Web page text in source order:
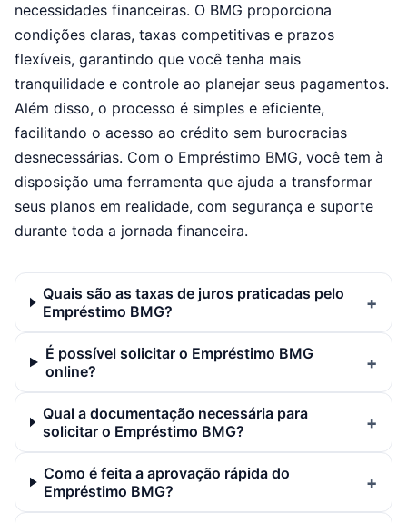
necessidades financeiras. O BMG proporciona
condições claras, taxas competitivas e prazos
flexíveis, garantindo que você tenha mais
tranquilidade e controle ao planejar seus pagamentos.
Além disso, o processo é simples e eficiente,
facilitando o acesso ao crédito sem burocracias
desnecessárias. Com o Empréstimo BMG, você tem à
disposição uma ferramenta que ajuda a transformar
seus planos em realidade, com segurança e suporte
durante toda a jornada financeira.
Quais são as taxas de juros praticadas pelo
Empréstimo BMG?
É possível solicitar o Empréstimo BMG
online?
Qual a documentação necessária para
solicitar o Empréstimo BMG?
Como é feita a aprovação rápida do
Empréstimo BMG?